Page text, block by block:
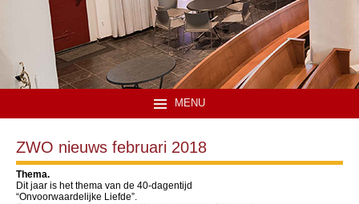
MENU
ZWO nieuws februari 2018
Thema.
Dit jaar is het thema van de 40-dagentijd
“Onvoorwaardelijke Liefde”.